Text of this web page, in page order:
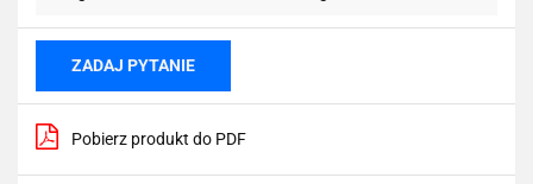
ZADAJ PYTANIE
Pobierz produkt do PDF